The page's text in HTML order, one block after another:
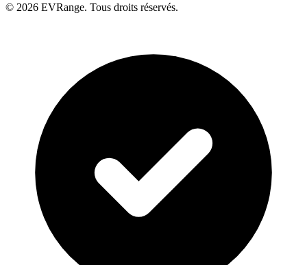
© 2026 EVRange. Tous droits réservés.